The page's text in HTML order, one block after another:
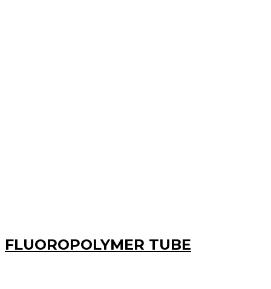
FLUOROPOLYMER TUBE